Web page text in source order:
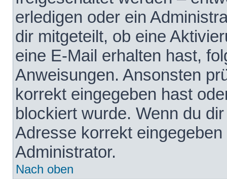
erledigen oder ein
dir mitgeteilt, ob eine
eine E-Mail erhalten hast,
Anweisungen. Ansonsten
korrekt eingegeben hast
blockiert wurde. Wenn du
Adresse korrekt
Administrator.
Nach oben